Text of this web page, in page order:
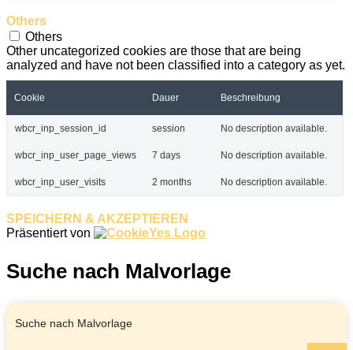
Others
Others
Other uncategorized cookies are those that are being
analyzed and have not been classified into a category as yet.
Cookie Dauer Beschreibung
wbcr_inp_session_id session No description available.
wbcr_inp_user_page_views 7 days No description available.
wbcr_inp_user_visits 2 months No description available.
SPEICHERN & AKZEPTIEREN
Präsentiert von
Suche nach Malvorlage